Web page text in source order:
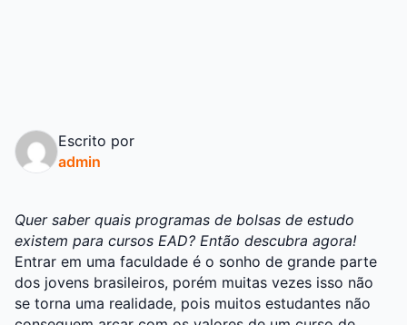
Escrito por
admin
Quer saber quais programas de bolsas de estudo
existem para cursos EAD? Então descubra agora!
Entrar em uma faculdade é o sonho de grande parte
dos jovens brasileiros, porém muitas vezes isso não
se torna uma realidade, pois muitos estudantes não